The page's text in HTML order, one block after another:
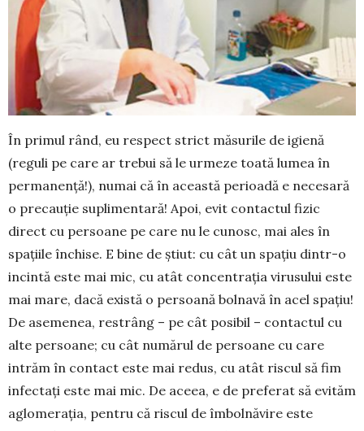
În primul rând, eu respect strict măsurile de igienă
(reguli pe care ar trebui să le urmeze toată lumea în
permanență!), numai că în această perioadă e necesară
o precauție suplimen­tară! Apoi, evit contactul fizic
direct cu persoane pe care nu le cunosc, mai ales în
spațiile închise. E bine de știut: cu cât un spațiu dintr-o
incintă este mai mic, cu atât concentrația virusului este
mai mare, dacă există o persoană bolnavă în acel spațiu!
De asemenea, restrâng – pe cât posibil – con­tactul cu
alte persoane; cu cât numărul de persoane cu care
intrăm în contact este mai redus, cu atât riscul să fim
infectați este mai mic. De aceea, e de preferat să evităm
aglomerația, pentru că riscul de îmbolnăvire este